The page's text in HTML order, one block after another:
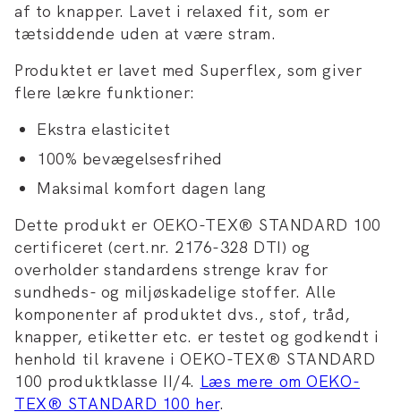
af to knapper. Lavet i relaxed fit, som er
tætsiddende uden at være stram.
Produktet er lavet med Superflex, som giver
flere lækre funktioner:
Ekstra elasticitet
100% bevægelsesfrihed
Maksimal komfort dagen lang
Dette produkt er OEKO-TEX® STANDARD 100
certificeret (cert.nr. 2176-328 DTI) og
overholder standardens strenge krav for
sundheds- og miljøskadelige stoffer. Alle
komponenter af produktet dvs., stof, tråd,
knapper, etiketter etc. er testet og godkendt i
henhold til kravene i OEKO-TEX® STANDARD
100 produktklasse II/4. Læs mere om OEKO-
TEX® STANDARD 100 her.